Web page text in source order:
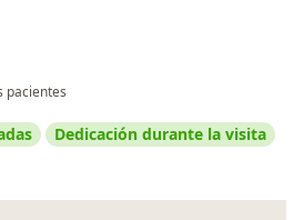
pacientes
Dedicación durante la visita